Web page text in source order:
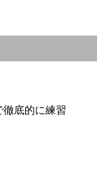
底的に練習